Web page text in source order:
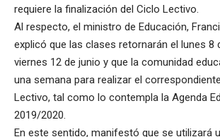
requiere la finalización del Ciclo Lectivo.
Al respecto, el ministro de Educación,
explicó que las clases retornarán el lunes 8
viernes 12 de junio y que la comunidad
una semana para realizar el
Lectivo, tal como lo contempla la Agenda
2019/2020.
En este sentido, manifestó que se utilizará